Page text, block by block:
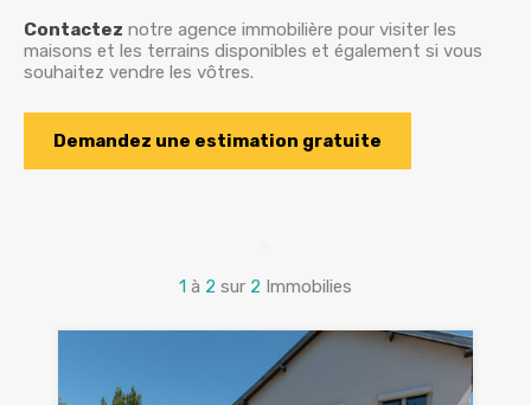
Contactez notre agence immobilière pour visiter les
maisons et les terrains disponibles et également si vous
souhaitez vendre les vôtres.
Demandez une estimation gratuite
1 à 2 sur 2 Immobilies